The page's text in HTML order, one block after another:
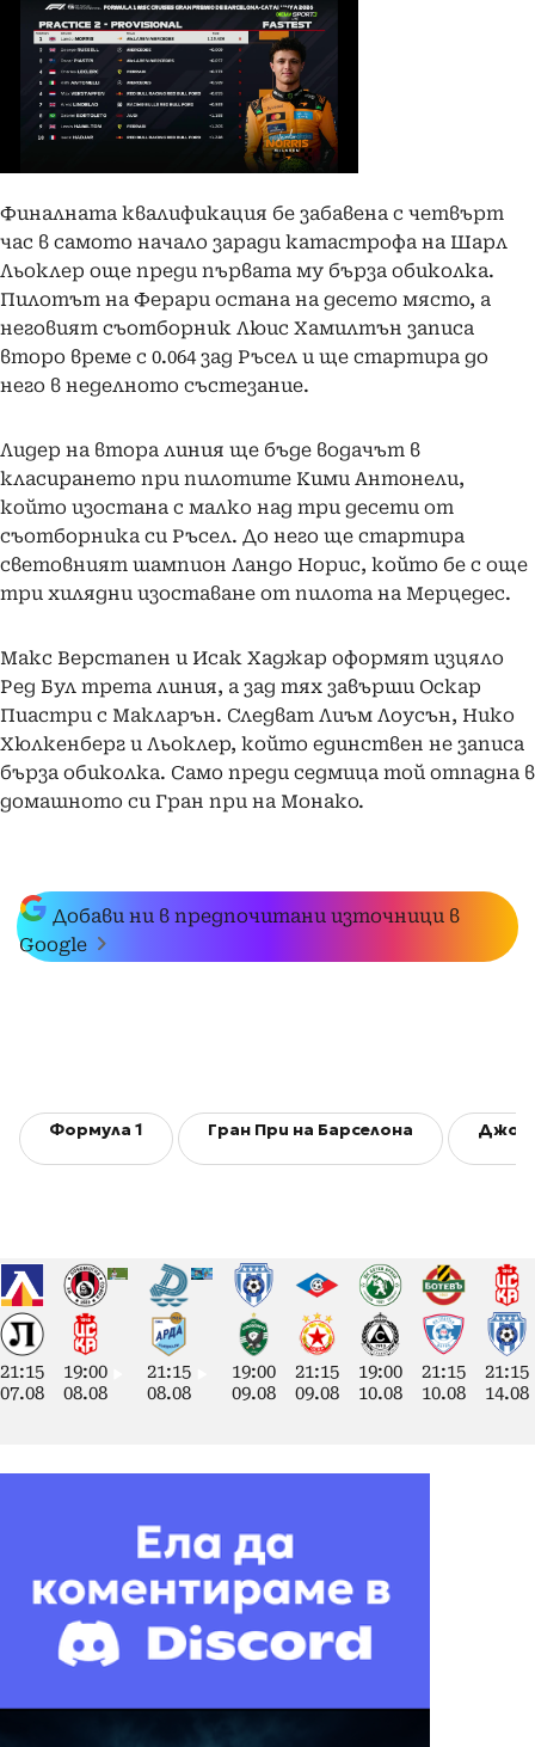
Финалната квалификация бе забавена с четвърт
час в самото начало заради катастрофа на Шарл
Льоклер още преди първата му бърза обиколка.
Пилотът на Ферари остана на десето място, а
неговият съотборник Люис Хамилтън записа
второ време с 0.064 зад Ръсел и ще стартира до
него в неделното състезание.
Лидер на втора линия ще бъде водачът в
класирането при пилотите Кими Антонели,
който изостана с малко над три десети от
съотборника си Ръсел. До него ще стартира
световният шампион Ландо Норис, който бе с още
три хилядни изоставане от пилота на Мерцедес.
Макс Верстапен и Исак Хаджар оформят изцяло
Ред Бул трета линия, а зад тях завърши Оскар
Пиастри с Макларън. Следват Лиъм Лоусън, Нико
Хюлкенберг и Льоклер, който единствен не записа
бърза обиколка. Само преди седмица той отпадна в
домашното си Гран при на Монако.
Добави ни в предпочитани източници в
Google
Формула 1 Гран При на Барселона
21:15
07.08
19:00
08.08
21:15
08.08
19:00
09.08
21:15
09.08
19:00
10.08
21:15
10.08
21:15
14.08